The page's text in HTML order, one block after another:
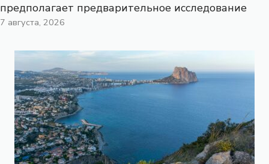
предполагает предварительное исследование
7 августа, 2026